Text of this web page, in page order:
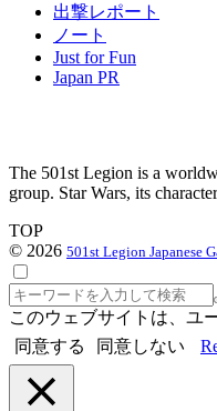
出撃レポート
ノート
Just for Fun
Japan PR
The 501st Legion is a
group. Star Wars, its
TOP
© 2026 501st Legion Japanese
検
索
このウェブサイトは、ユ
同意する
同意しない